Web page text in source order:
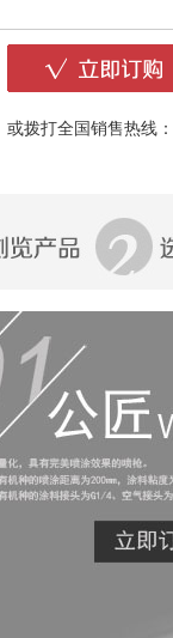
或拨打全国销售热线：